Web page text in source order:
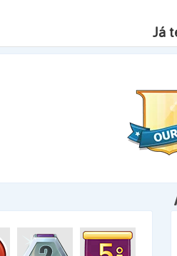
Já